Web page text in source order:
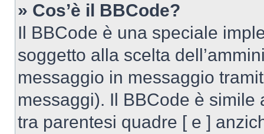
» Cos’è il BBCode?
Il BBCode è una speciale
soggetto alla scelta
messaggio in messaggio
messaggi). Il BBCode è simile
tra parentesi quadre [ e ]